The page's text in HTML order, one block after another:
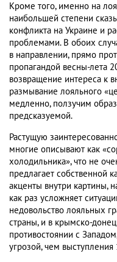
Кроме того, именно на
наибольшей степени
конфликта на Украине и
проблемами. В обоих
в направлении, прямо
пропагандой весны-лета
возвращение интереса к
размывание лояльного
медленно, ползучим
предсказуемой.
Растущую
многие описывают как
холодильника», что не
предлагает собственной
акценты внутри картины,
как раз усложняет
недовольство лояльных
страны, и в крымско-
противостоянии с
угрозой, чем